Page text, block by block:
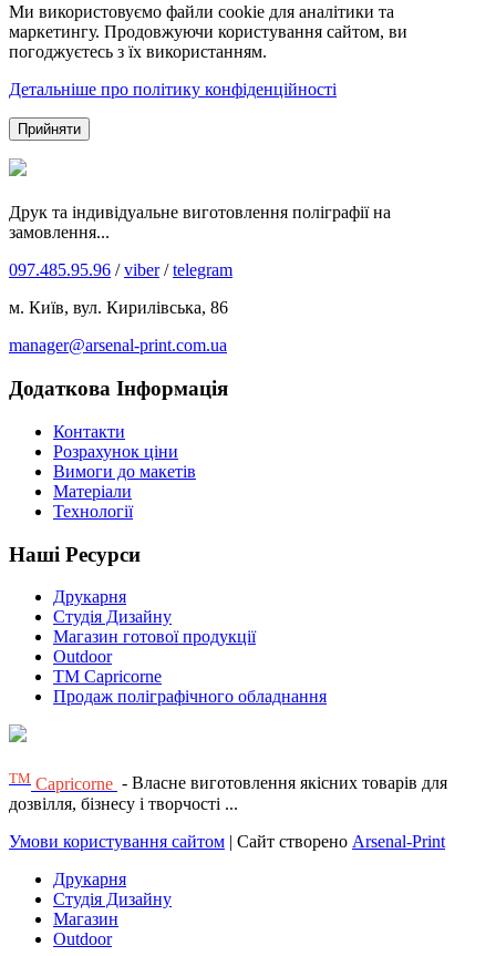
Ми використовуємо файли cookie для аналітики та
маркетингу. Продовжуючи користування сайтом, ви
погоджуєтесь з їх використанням.
Детальніше про політику конфіденційності
Прийняти
Друк та індивідуальне виготовлення поліграфії на
замовлення...
097.485.95.96 /viber/telegram
м. Київ, вул. Кирилівська, 86
manager@arsenal-print.com.ua
Додаткова Інформація
Контакти
Розрахунок ціни
Вимоги до макетів
Матеріали
Технології
Наші Ресурси
Друкарня
Студія Дизайну
Магазин готової продукції
Outdoor
TM Capricorne
Продаж поліграфічного обладнання
ТМ Capricorne - Власне виготовлення якісних товарів для
дозвілля, бізнесу і творчості ...
Умови користування сайтом | Сайт створено Arsenal-Print
Друкарня
Студія Дизайну
Магазин
Outdoor